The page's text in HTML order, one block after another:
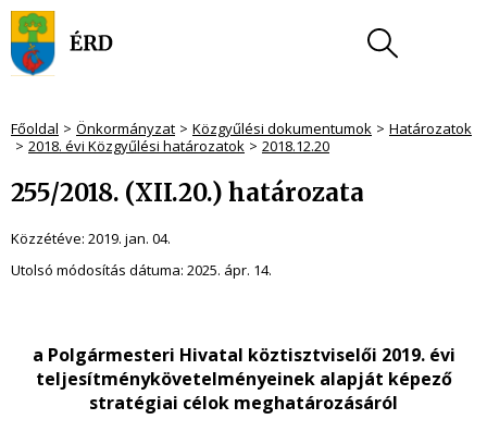
Főoldal Önkormányzat Közgyűlési dokumentumok
Határozatok
2018. évi Közgyűlési határozatok
2018.12.20
255/2018. (XII.20.) határozata
Közzétéve: 2019. jan. 04.
Utolsó módosítás dátuma: 2025. ápr. 14.
a Polgármesteri Hivatal köztisztviselői 2019. évi
teljesítménykövetelményeinek alapját képező
stratégiai célok meghatározásáról